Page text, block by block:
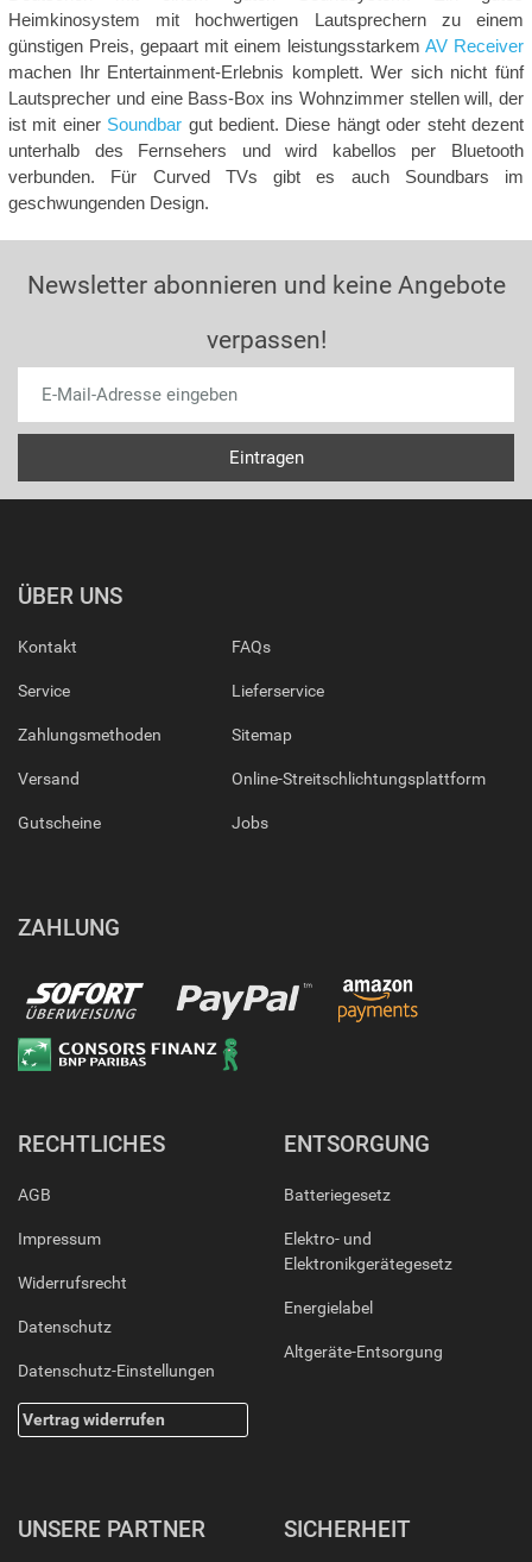
Heimkinosystem mit hochwertigen Lautsprechern zu einem
günstigen Preis, gepaart mit einem leistungsstarkem AV Receiver
machen Ihr Entertainment-Erlebnis komplett. Wer sich nicht fünf
Lautsprecher und eine Bass-Box ins Wohnzimmer stellen will, der
ist mit einer Soundbar gut bedient. Diese hängt oder steht dezent
unterhalb des Fernsehers und wird kabellos per Bluetooth
verbunden. Für Curved TVs gibt es auch Soundbars im
geschwungenden Design.
Newsletter abonnieren und keine Angebote
verpassen!
ÜBER UNS
Kontakt
Service
Zahlungsmethoden
Versand
Gutscheine
FAQs
Lieferservice
Sitemap
Online-Streitschlichtungsplattform
Jobs
ZAHLUNG
RECHTLICHES
AGB
Impressum
Widerrufsrecht
Datenschutz
Datenschutz-Einstellungen
Vertrag widerrufen
ENTSORGUNG
Batteriegesetz
Elektro- und
Elektronikgerätegesetz
Energielabel
Altgeräte-Entsorgung
UNSERE PARTNER SICHERHEIT